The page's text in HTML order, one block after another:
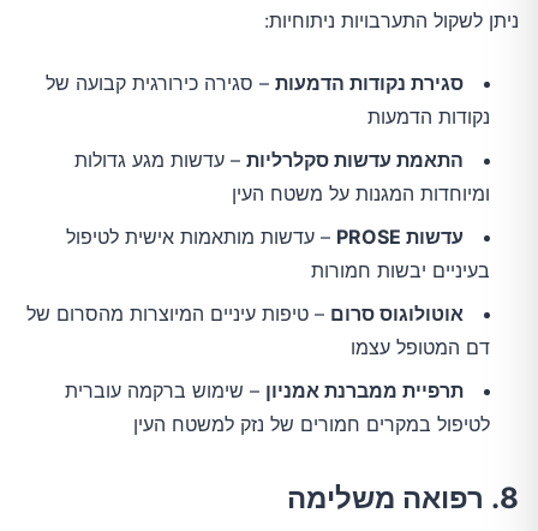
ניתן לשקול התערבויות ניתוחיות:
סגירת נקודות הדמעות – סגירה כירורגית קבועה של
נקודות הדמעות
התאמת עדשות סקלרליות – עדשות מגע גדולות
ומיוחדות המגנות על משטח העין
עדשות PROSE
– עדשות מותאמות אישית לטיפול
בעיניים יבשות חמורות
אוטולוגוס סרום – טיפות עיניים המיוצרות מהסרום של
דם המטופל עצמו
תרפיית ממברנת אמניון – שימוש ברקמה עוברית
לטיפול במקרים חמורים של נזק למשטח העין
8. רפואה משלימה